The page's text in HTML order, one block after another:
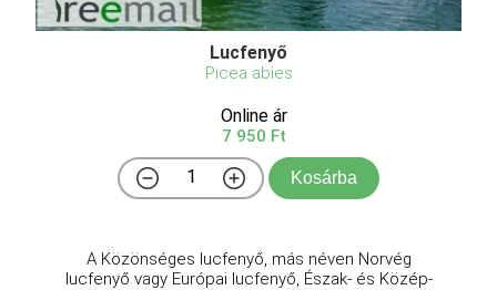
Lucfenyő
Picea abies
Online ár
7 950 Ft
Kosárba
A Közönséges lucfenyő, más néven Norvég
lucfenyő vagy Európai lucfenyő, Észak- és Közép-